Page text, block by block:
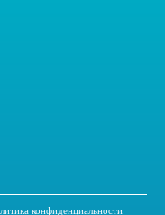
конфиденциальности